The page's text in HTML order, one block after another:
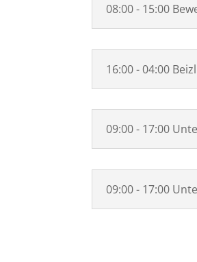
08:00 - 15:00
16:00 - 04:00
09:00 - 17:00
09:00 - 17:00